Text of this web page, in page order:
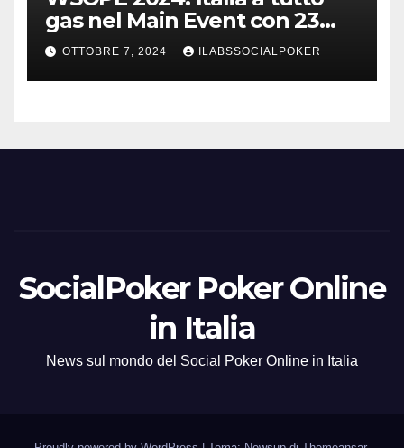
gas nel Main Event con 23
azzurri al day 3
OTTOBRE 7, 2024 ILABSSOCIALPOKER
SocialPoker Poker Online
in Italia
News sul mondo del Social Poker Online in Italia